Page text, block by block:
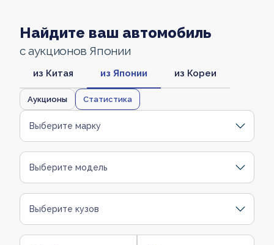
Найдите ваш автомобиль
с аукционов Японии
из Китая из Японии из Кореи
Аукционы Статистика
Выберите марку
Выберите модель
Выберите кузов